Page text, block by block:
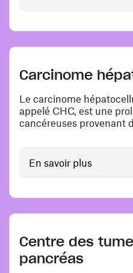
Carcinome
Le carcinome
appelé CHC, est une
cancéreuses provenant
En savoir plus
Centre des
pancréas